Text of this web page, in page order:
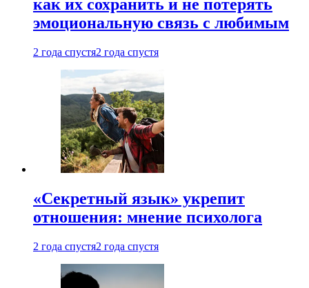
как их сохранить и не потерять
эмоциональную связь с любимым
2 года спустя2 года спустя
«Секретный язык» укрепит
отношения: мнение психолога
2 года спустя2 года спустя